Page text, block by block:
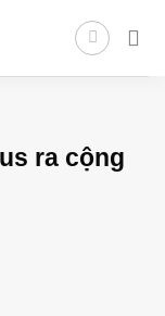
ra cộng